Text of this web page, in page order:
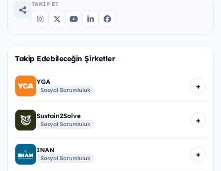
TAKIP ET
Takip Edebileceğin Şirketler
YGA
Sosyal Sorumluluk +
Sustain2Solve
Sosyal Sorumluluk +
INAN
Sosyal Sorumluluk +